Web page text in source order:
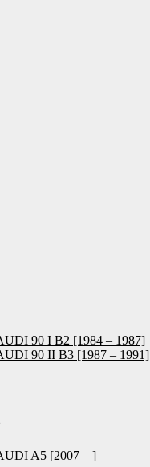
90 I B2 [1984 – 1987]
90 II B3 [1987 – 1991]
A5 [2007 – ]